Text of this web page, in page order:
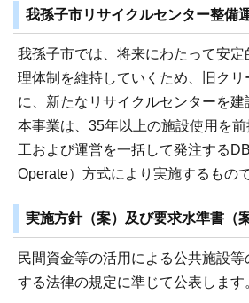
我孫子市リサイクルセンター整備
我孫子市では、将来にわたって安
理体制を維持していくため、旧ク
に、新たなリサイクルセンターを建
本事業は、35年以上の施設使用を
工および運営を一括して発注する
Operate）方式により実施するもので
実施方針（案）及び要求水準書（
民間資金等の活用による公共施設
する法律の規定に準じて公表します